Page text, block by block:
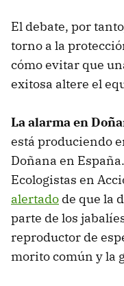
El debate, por
torno a la
cómo evitar que
exitosa altere el
La alarma en
está produciendo
Doñana en
Ecologistas en
alertado de que la
parte de los
reproductor de
morito común y la